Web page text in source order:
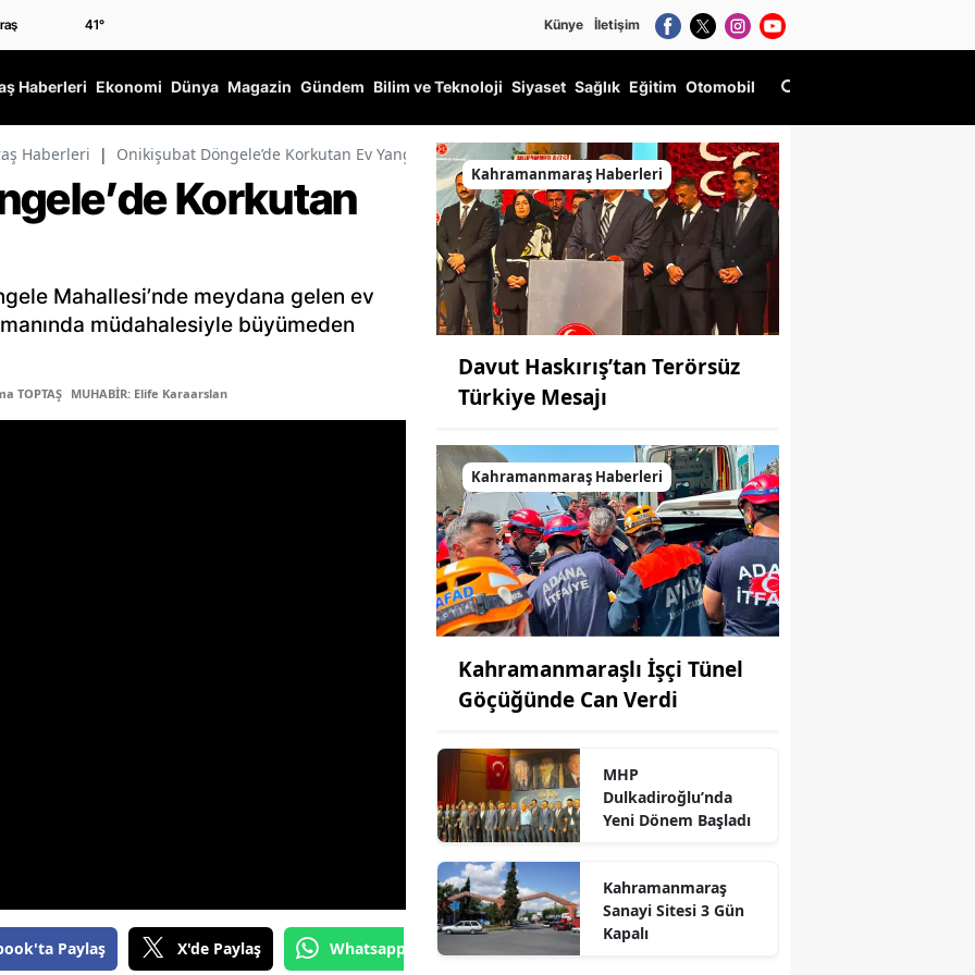
41° Künye İletişim
Haberleri Ekonomi Dünya Magazin Gündem Bilim ve Teknoloji Siyaset Sağlık Eğitim Otomobil
Haberleri | Onikişubat Döngele’de Korkutan Ev Yangını
Korkutan
Mahallesi’nde meydana gelen ev
müdahalesiyle büyümeden
TOPTAŞ MUHABİR: Elife Karaarslan
Paylaş X'de Paylaş Whatsapp'tan Gönder
Kahramanmaraş Haberleri
Davut Haskırış’tan Terörsüz
Türkiye Mesajı
Kahramanmaraş Haberleri
Kahramanmaraşlı İşçi Tünel
Göçüğünde Can Verdi
MHP
Dulkadiroğlu’nda
Yeni Dönem Başladı
Kahramanmaraş
Sanayi Sitesi 3 Gün
Kapalı